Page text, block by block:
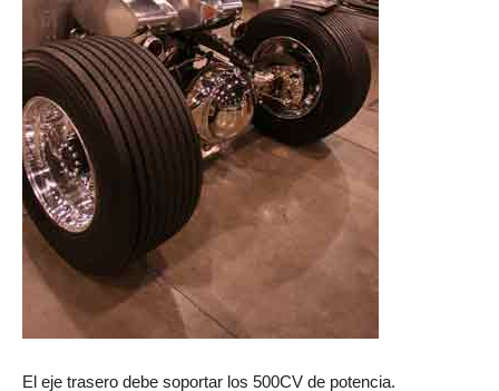
El eje trasero debe soportar los 500CV de potencia.